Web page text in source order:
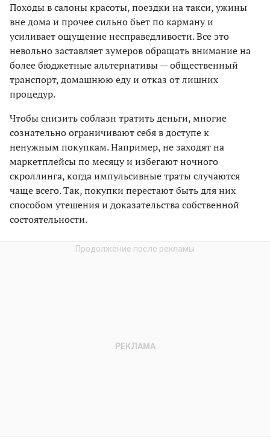
Походы в салоны красоты, поездки на такси, ужины
вне дома и прочее сильно бьет по карману и
усиливает ощущение несправедливости. Все это
невольно заставляет зумеров обращать внимание на
более бюджетные альтернативы — общественный
транспорт, домашнюю еду и отказ от лишних
процедур.
Чтобы снизить соблазн тратить деньги, многие
сознательно ограничивают себя в доступе к
ненужным покупкам. Например, не заходят на
маркетплейсы по месяцу и избегают ночного
скроллинга, когда импульсивные траты случаются
чаще всего. Так, покупки перестают быть для них
способом утешения и доказательства собственной
состоятельности.